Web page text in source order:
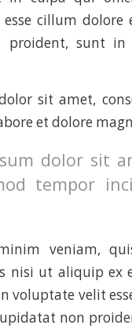
cillum dolore
proident, sunt
sit amet,
et dolore
dolor sit
tempor
veniam,
nisi ut aliquip ex
voluptate velit
non